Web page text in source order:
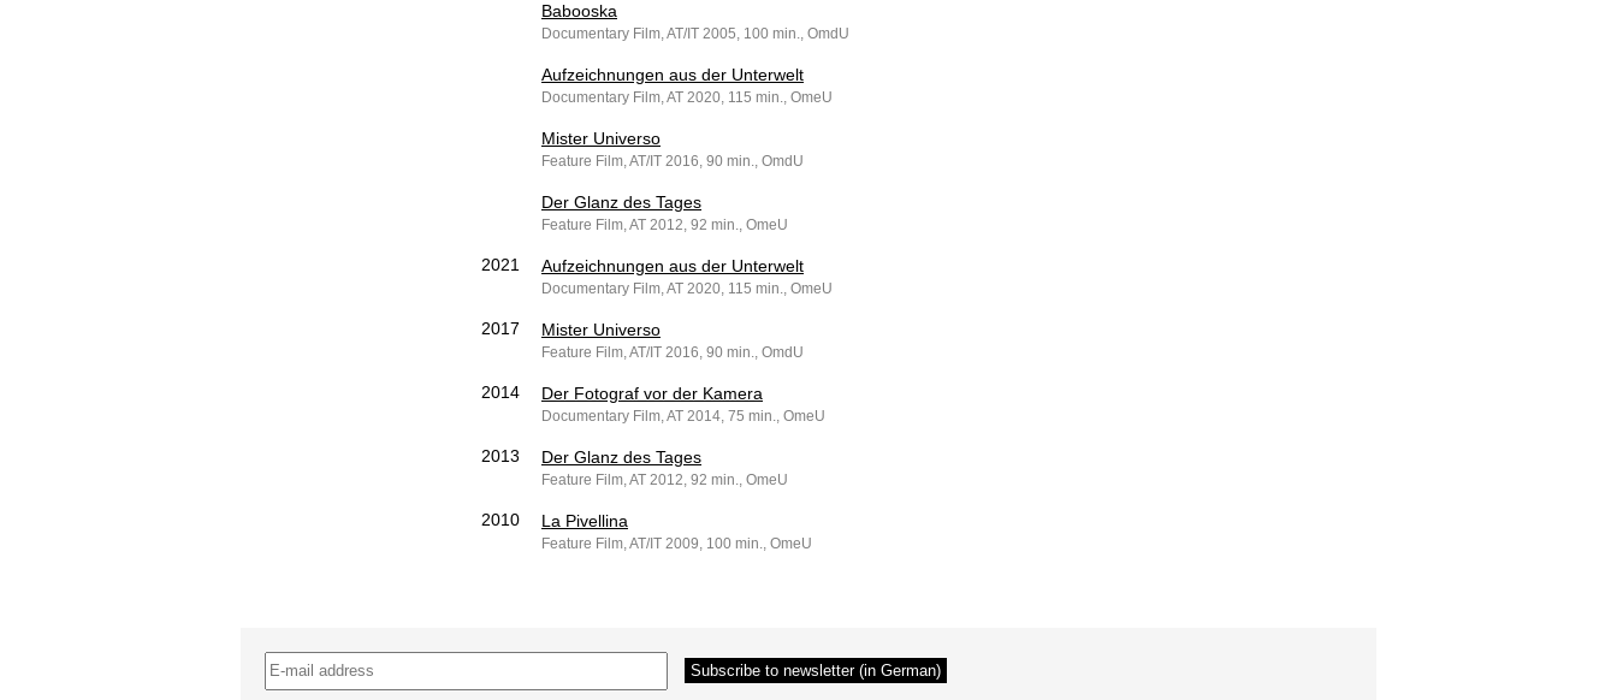
Babooska
Documentary Film, AT/IT 2005, 100 min., OmdU
Aufzeichnungen aus der Unterwelt
Documentary Film, AT 2020, 115 min., OmeU
Mister Universo
Feature Film, AT/IT 2016, 90 min., OmdU
Der Glanz des Tages
Feature Film, AT 2012, 92 min., OmeU
2021 Aufzeichnungen aus der Unterwelt
Documentary Film, AT 2020, 115 min., OmeU
2017 Mister Universo
Feature Film, AT/IT 2016, 90 min., OmdU
2014 Der Fotograf vor der Kamera
Documentary Film, AT 2014, 75 min., OmeU
2013 Der Glanz des Tages
Feature Film, AT 2012, 92 min., OmeU
2010 La Pivellina
Feature Film, AT/IT 2009, 100 min., OmeU